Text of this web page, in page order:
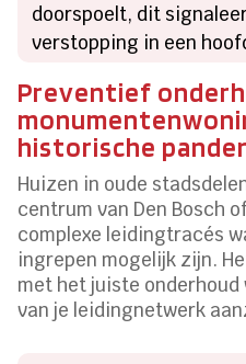
doorspoelt, dit
verstopping in een
Preventief
historische
Huizen in oude
centrum van Den Bosch
complexe leidingtracés
ingrepen mogelijk zijn.
met het juiste
van je leidingnetwerk